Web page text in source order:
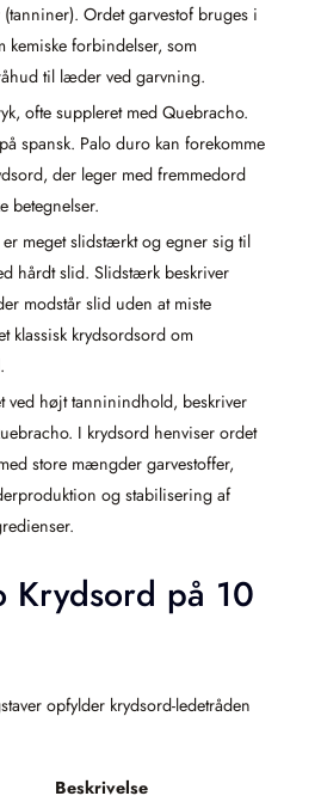
(tanniner). Ordet garvestof bruges i
kemiske forbindelser, som
til læder ved garvning.
ofte suppleret med Quebracho.
spansk. Palo duro kan forekomme
der leger med fremmedord
betegnelser.
meget slidstærkt og egner sig til
hårdt slid. Slidstærk beskriver
modstår slid uden at miste
klassisk krydsordsord om
ved højt tanninindhold, beskriver
I krydsord henviser ordet
store mængder garvestoffer,
og stabilisering af
Krydsord på 10
opfylder krydsord-ledetråden
Beskrivelse